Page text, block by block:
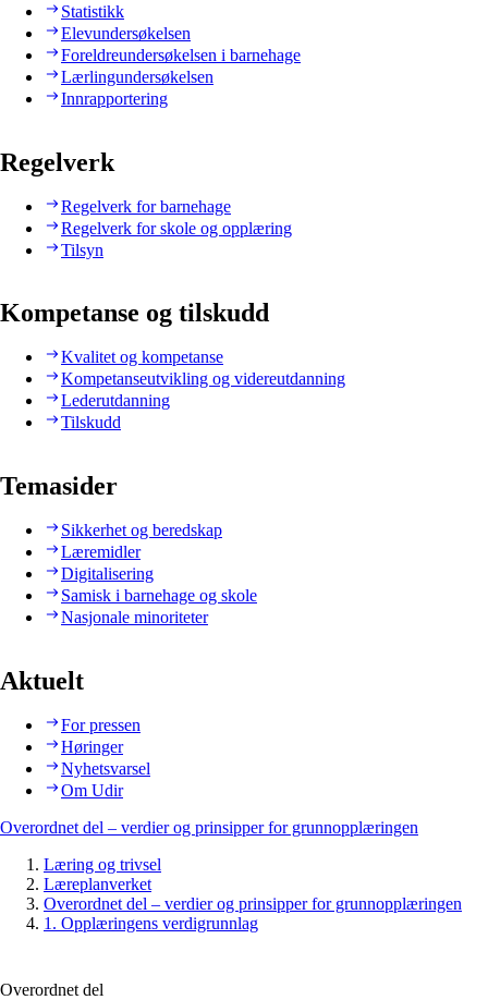
Statistikk
Elevundersøkelsen
Foreldreundersøkelsen i barnehage
Lærlingundersøkelsen
Innrapportering
Regelverk
Regelverk for barnehage
Regelverk for skole og opplæring
Tilsyn
Kompetanse og tilskudd
Kvalitet og kompetanse
Kompetanseutvikling og videreutdanning
Lederutdanning
Tilskudd
Temasider
Sikkerhet og beredskap
Læremidler
Digitalisering
Samisk i barnehage og skole
Nasjonale minoriteter
Aktuelt
For pressen
Høringer
Nyhetsvarsel
Om Udir
Overordnet del – verdier og prinsipper for grunnopplæringen
Læring og trivsel
Læreplanverket
Overordnet del – verdier og prinsipper for grunnopplæringen
1. Opplæringens verdigrunnlag
Overordnet del